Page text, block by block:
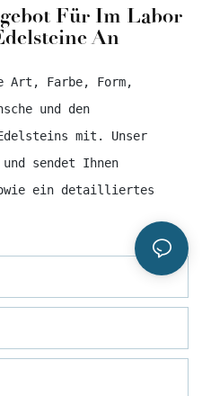
Für Im Labor
​​an
Farbe, Form,
und den
Edelsteins mit. Unser
sendet Ihnen
sowie ein detailliertes